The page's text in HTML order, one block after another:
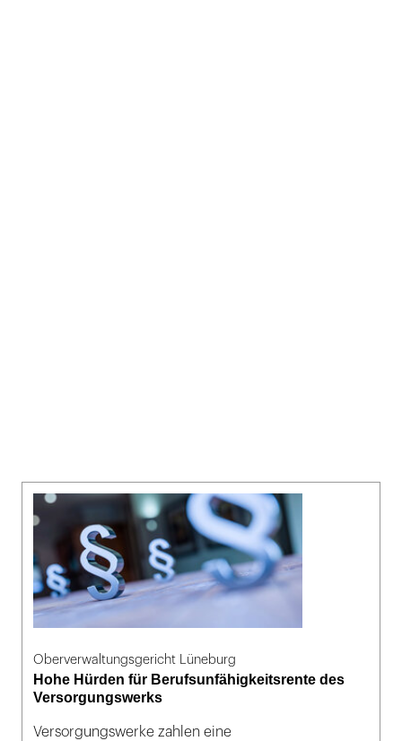
Oberverwaltungsgericht Lüneburg
Hohe Hürden für Berufsunfähigkeitsrente des
Versorgungswerks
Versorgungswerke zahlen eine